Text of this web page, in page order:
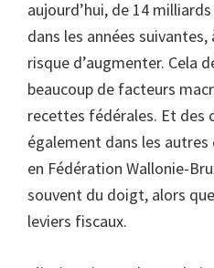
aujourd’hui, de 14
dans les années
risque d’augmenter. Cela
beaucoup de facteurs
recettes fédérales. Et des
également dans les
en Fédération Wallonie-
souvent du doigt, alors
leviers fiscaux.